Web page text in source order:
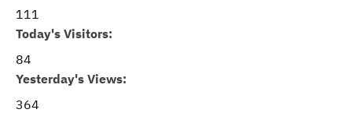
111
Today's Visitors:
84
Yesterday's Views:
364